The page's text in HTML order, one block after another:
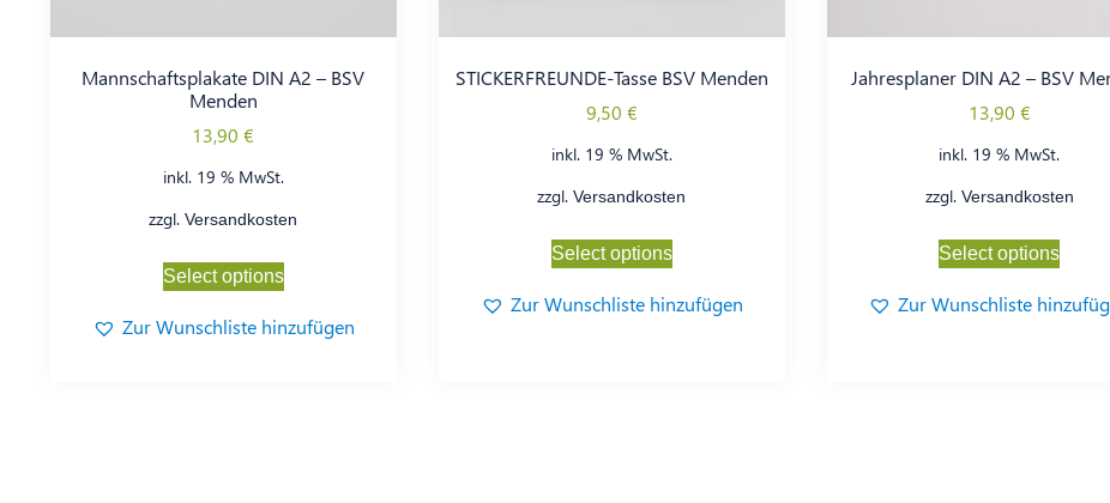
Mannschaftsplakate DIN A2 – BSV
Menden
13,90€
inkl. 19 % MwSt.
zzgl.Versandkosten
Select options
Zur Wunschliste hinzufügen
STICKERFREUNDE-Tasse BSV Menden
9,50 €
inkl. 19 % MwSt.
zzgl.Versandkosten
Select options
Zur Wunschliste hinzufügen
Jahresplaner DIN A2 – BSV
13,90 €
inkl. 19 % MwSt.
zzgl. Versandkosten
Select options
Zur Wunschliste